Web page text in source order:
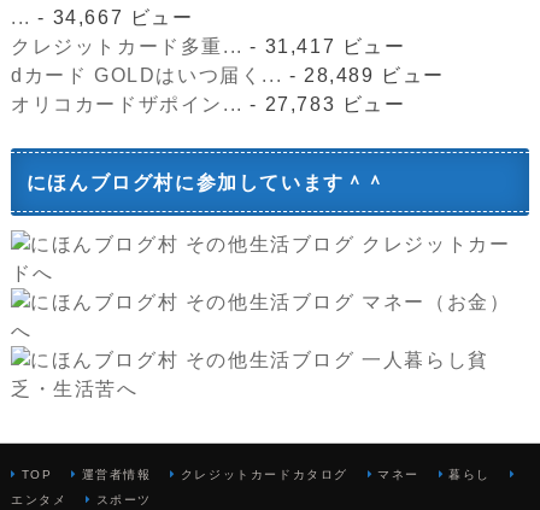
... - 34,667 ビュー
クレジットカード多重... - 31,417 ビュー
dカード GOLDはいつ届く... - 28,489 ビュー
オリコカードザポイン... - 27,783 ビュー
にほんブログ村に参加しています＾＾
TOP 運営者情報 クレジットカードカタログ マネー
暮らし
エンタメ
スポーツ